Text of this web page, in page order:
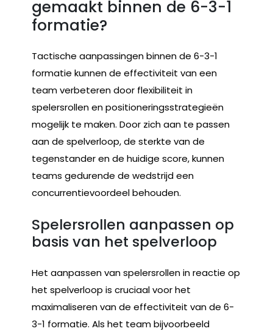
gemaakt binnen de 6-3-1
formatie?
Tactische aanpassingen binnen de 6-3-1
formatie kunnen de effectiviteit van een
team verbeteren door flexibiliteit in
spelersrollen en positioneringsstrategieën
mogelijk te maken. Door zich aan te passen
aan de spelverloop, de sterkte van de
tegenstander en de huidige score, kunnen
teams gedurende de wedstrijd een
concurrentievoordeel behouden.
Spelersrollen aanpassen op
basis van het spelverloop
Het aanpassen van spelersrollen in reactie op
het spelverloop is cruciaal voor het
maximaliseren van de effectiviteit van de 6-
3-1 formatie. Als het team bijvoorbeeld